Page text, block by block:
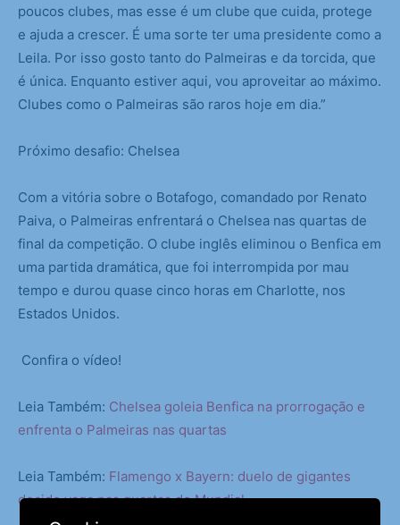
poucos clubes, mas esse é um clube que cuida, protege
e ajuda a crescer. É uma sorte ter uma presidente como a
Leila. Por isso gosto tanto do Palmeiras e da torcida, que
é única. Enquanto estiver aqui, vou aproveitar ao máximo.
Clubes como o Palmeiras são raros hoje em dia.”
Próximo desafio: Chelsea
Com a vitória sobre o Botafogo, comandado por Renato
Paiva, o Palmeiras enfrentará o Chelsea nas quartas de
final da competição. O clube inglês eliminou o Benfica em
uma partida dramática, que foi interrompida por mau
tempo e durou quase cinco horas em Charlotte, nos
Estados Unidos.
Confira o vídeo!
Leia Também: Chelsea goleia Benfica na prorrogação e
enfrenta o Palmeiras nas quartas
Leia Também: Flamengo x Bayern: duelo de gigantes
decide vaga nas quartas do Mundial